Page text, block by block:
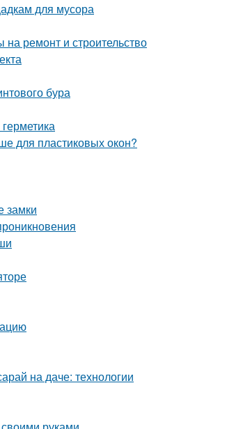
для мусора
ремонт и строительство
бура
для пластиковых окон?
замки
на даче: технологии